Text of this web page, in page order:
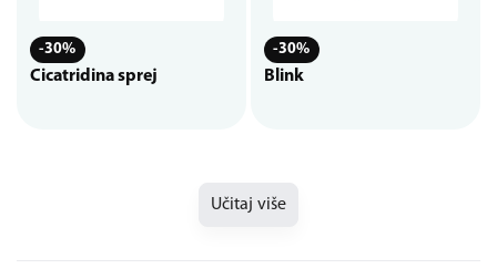
-30%
Cicatridina sprej
-30%
Blink
Učitaj više